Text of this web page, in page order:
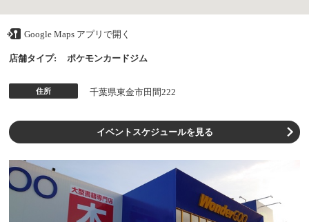
Google Maps アプリで開く
店舗タイプ: ポケモンカードジム
住所 千葉県東金市田間222
イベントスケジュールを見る